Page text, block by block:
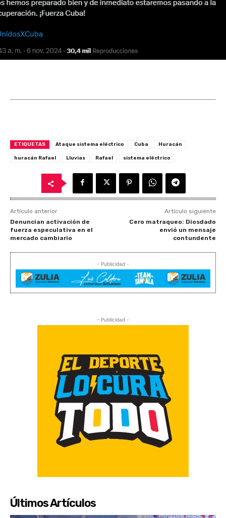
ETIQUETAS Ataque sistema eléctrico Cuba Huracán
huracán Rafael Lluvias Rafael sistema eléctrico
Artículo anterior
Denuncian activación de
fuerza especulativa en el
mercado cambiario
Artículo siguiente
Cero matraqueo: Diosdado
envió un mensaje
contundente
- Publicidad -
- Publicidad -
Últimos Artículos